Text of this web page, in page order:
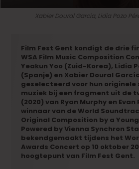
Xabier Doural García, Lidia Pozo
Film Fest Gent kondigt de drie
WSA Film Music Composition
Yeakun Yoo (Zuid-Korea), Lidia
(Spanje) en Xabier Doural
geselecteerd voor hun originele
muziek bij een fragment uit de
(2020) van Ryan Murphy en Evan
winnaar van de World
Original Composition by a
Powered by Vienna Synchron
bekendgemaakt tijdens het
Awards Concert op 10 oktober
hoogtepunt van Film Fest Gent.